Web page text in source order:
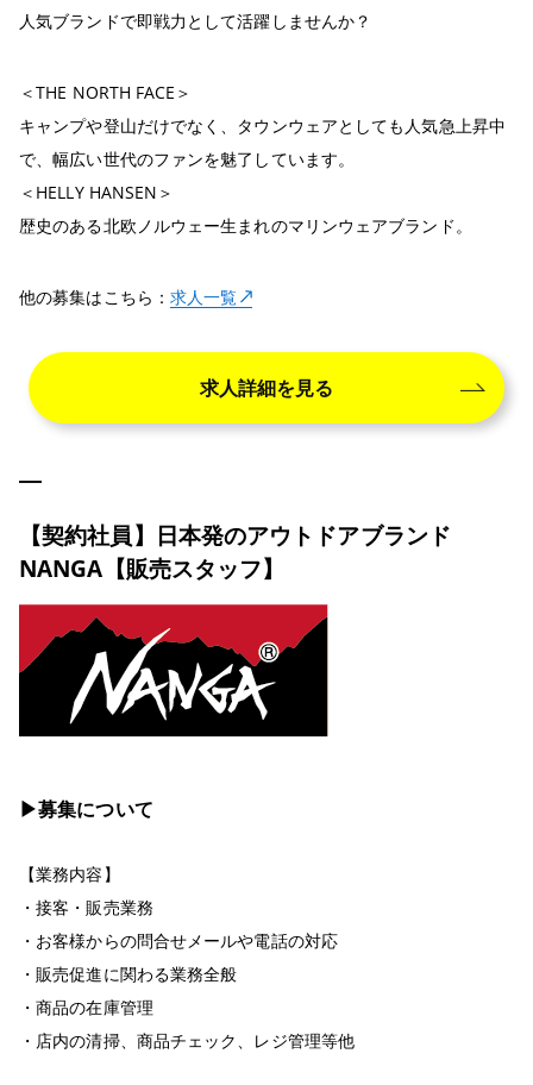
人気ブランドで即戦力として活躍しませんか？
＜THE NORTH FACE＞
キャンプや登山だけでなく、タウンウェアとしても人気急上昇中
で、幅広い世代のファンを魅了しています。
＜HELLY HANSEN＞
歴史のある北欧ノルウェー生まれのマリンウェアブランド。
他の募集はこちら： 求人一覧
求人詳細を見る
【契約社員】日本発のアウトドアブランド
NANGA【販売スタッフ】
▶︎募集について
【業務内容】
・接客・販売業務
・お客様からの問合せメールや電話の対応
・販売促進に関わる業務全般
・商品の在庫管理
・店内の清掃、商品チェック、レジ管理等他